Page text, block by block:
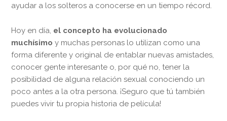
ayudar a los solteros a conocerse en un tiempo récord.
Hoy en día, el concepto ha evolucionado
muchísimo y muchas personas lo utilizan como una
forma diferente y original de entablar nuevas amistades,
conocer gente interesante o, por qué no, tener la
posibilidad de alguna relación sexual conociendo un
poco antes a la otra persona. ¡Seguro que tú también
puedes vivir tu propia historia de película!